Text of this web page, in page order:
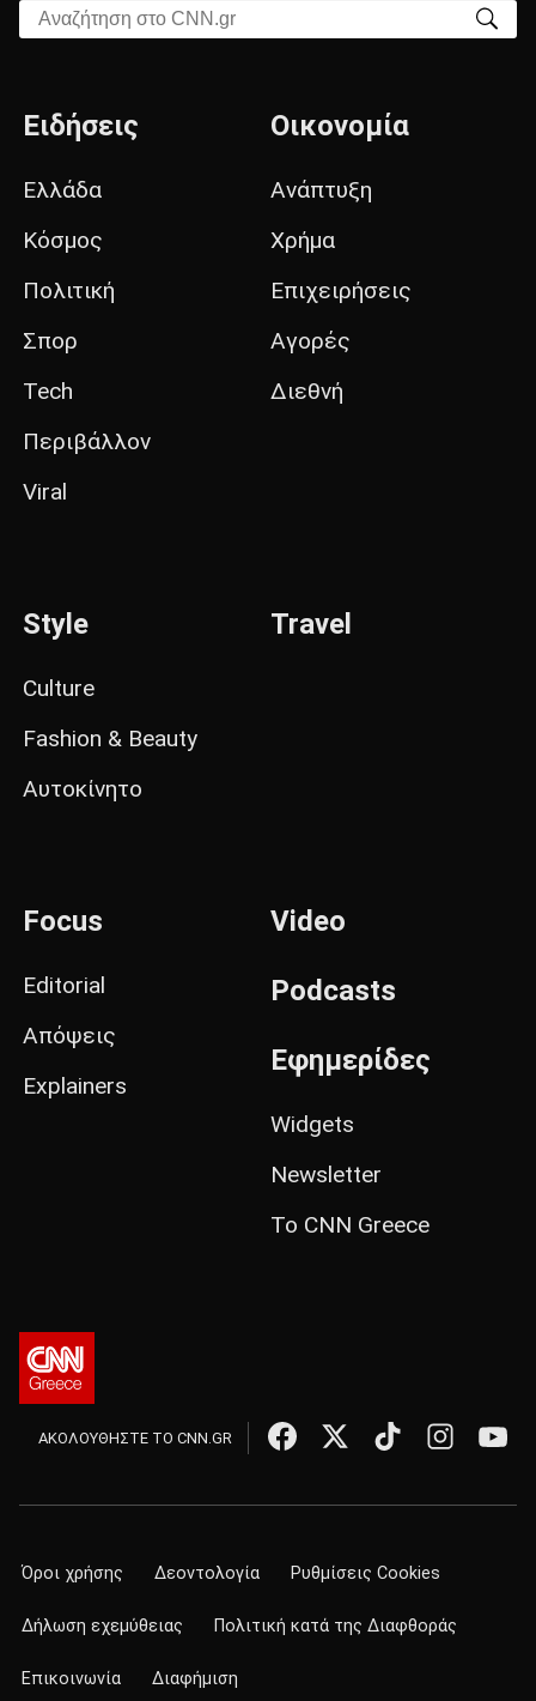
Αναζήτηση στο CNN.gr
Ειδήσεις
Ελλάδα
Κόσμος
Πολιτική
Σπορ
Tech
Περιβάλλον
Viral
Οικονομία
Ανάπτυξη
Χρήμα
Επιχειρήσεις
Αγορές
Διεθνή
Style
Culture
Fashion & Beauty
Αυτοκίνητο
Travel
Focus
Editorial
Απόψεις
Explainers
Video
Podcasts
Εφημερίδες
Widgets
Newsletter
Το CNN Greece
ΑΚΟΛΟΥΘΗΣΤΕ ΤΟ CNN.GR
Όροι χρήσης Δεοντολογία Ρυθμίσεις Cookies
Δήλωση εχεμύθειας Πολιτική κατά της Διαφθοράς
Επικοινωνία Διαφήμιση